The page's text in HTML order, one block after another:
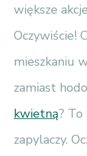
większe
Oczywiście!
mieszkaniu
zamiast
kwietną? To
zapylaczy.